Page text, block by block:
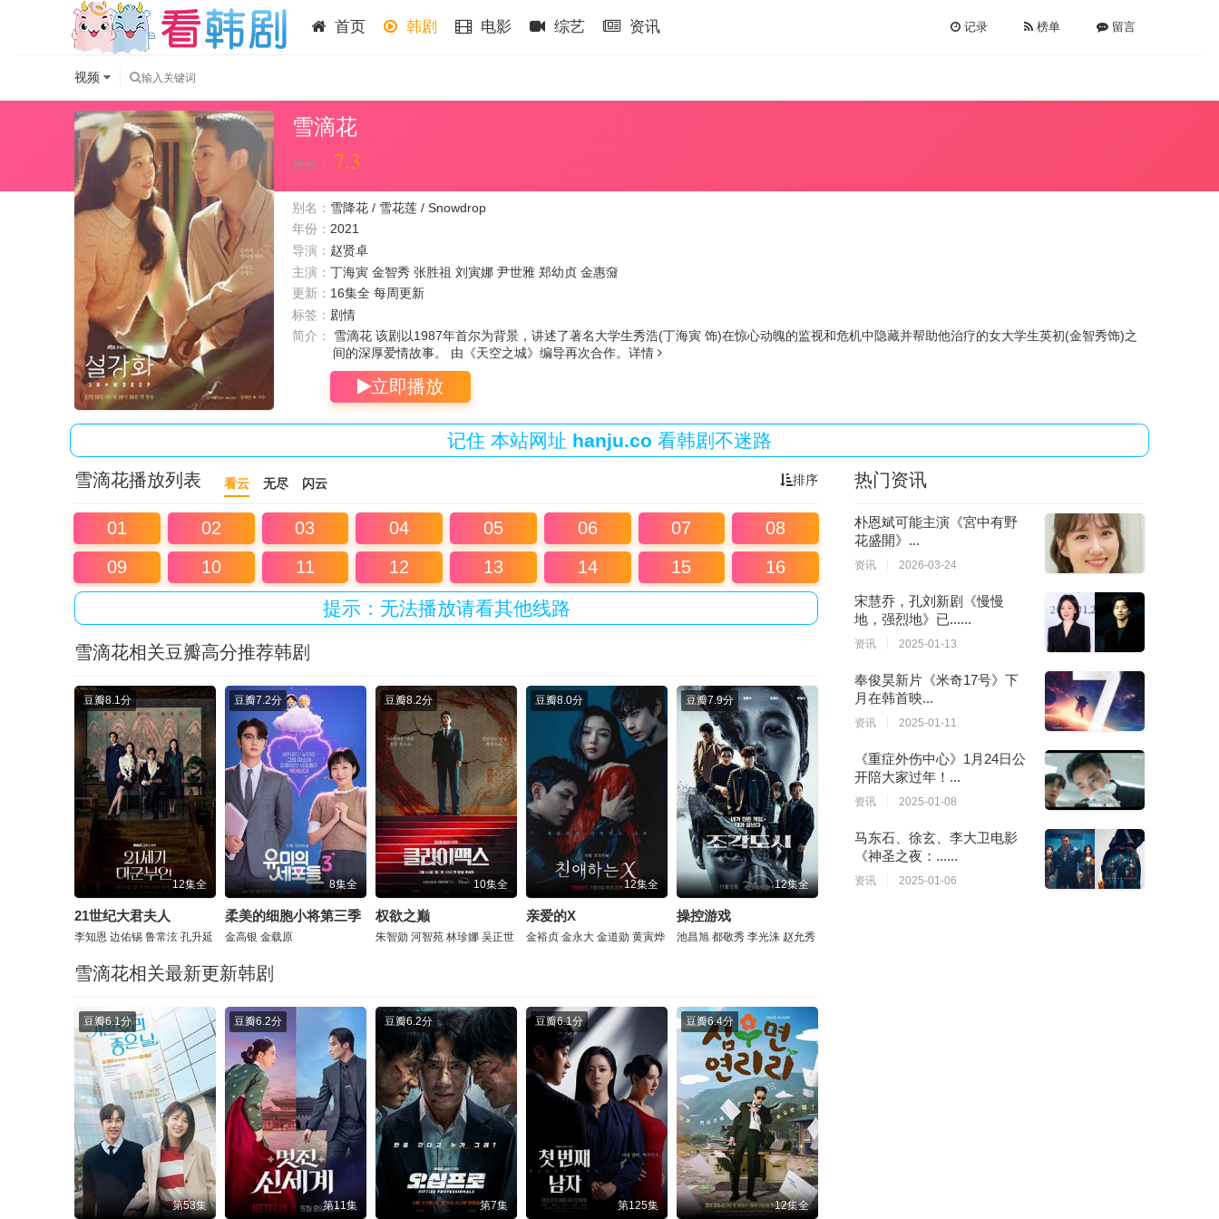
首页 韩剧 电影 综艺 资讯 记录 榜单 留言
视频
雪滴花
评分： 7.3
别名： 雪降花 / 雪花莲 / Snowdrop
年份： 2021
导演： 赵贤卓
主演： 丁海寅 金智秀 张胜祖 刘寅娜 尹世雅 郑幼贞 金惠奫
更新： 16集全 每周更新
标签： 剧情
简介：
雪滴花 该剧以1987年首尔为背景，讲述了著名大学生秀浩(丁海寅 饰)在惊心动魄的监视和危机中隐藏并帮助他治疗的女大学生英初(金智秀饰)之
间的深厚爱情故事。 由《天空之城》编导再次合作。 详情
立即播放
记住 本站网址 hanju.co 看韩剧不迷路
排序
雪滴花播放列表 看云 无尽 闪云
01 02 03 04 05 06 07
08
09
10 11 12 13 14 15 16
提示：无法播放请看其他线路
雪滴花相关豆瓣高分推荐韩剧
豆瓣8.1分
12集全
21世纪大君夫人
李知恩 边佑锡 鲁常泫 孔升延
豆瓣7.2分
8集全
柔美的细胞小将第三季
金高银 金载原
豆瓣8.2分
10集全
权欲之巅
朱智勋 河智苑 林珍娜 吴正世
豆瓣8.0分
12集全
亲爱的X
金裕贞 金永大 金道勋 黄寅烨
豆瓣7.9分
12集全
操控游戏
池昌旭 都敬秀 李光洙 赵允秀
雪滴花相关最新更新韩剧
豆瓣6.1分
第53集
豆瓣6.2分
第11集
豆瓣6.2分
第7集
豆瓣6.1分
第125集
豆瓣6.4分
12集全
热门资讯
朴恩斌可能主演《宮中有野
花盛開》...
资讯 2026-03-24
宋慧乔，孔刘新剧《慢慢
地，强烈地》已......
资讯 2025-01-13
奉俊昊新片《米奇17号》下
月在韩首映...
资讯 2025-01-11
《重症外伤中心》1月24日公
开陪大家过年！...
资讯 2025-01-08
马东石、徐玄、李大卫电影
《神圣之夜：......
资讯 2025-01-06